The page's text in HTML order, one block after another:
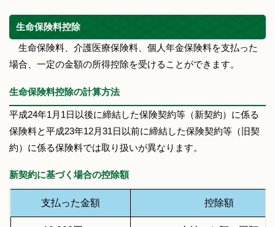
生命保険料控除
生命保険料、介護医療保険料、個人年金保険料を支払った
場合、一定の金額の所得控除を受けることができます。
生命保険料控除の計算方法
平成24年1月1日以後に締結した保険契約等（新契約）に係る
保険料と平成23年12月31日以前に締結した保険契約等（旧契
約）に係る保険料では取り扱いが異なります。
新契約に基づく場合の控除額
支払った金額 控除額